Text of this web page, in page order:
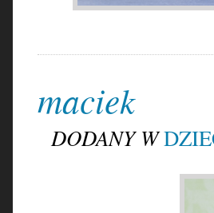
maciek
DODANY W